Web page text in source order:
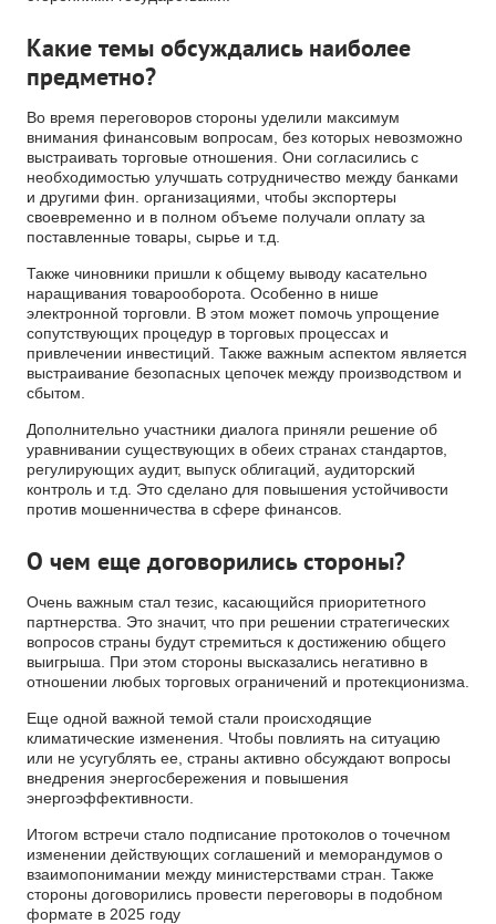
Какие темы обсуждались наиболее
предметно?
Во время переговоров стороны уделили максимум
внимания финансовым вопросам, без которых невозможно
выстраивать торговые отношения. Они согласились с
необходимостью улучшать сотрудничество между банками
и другими фин. организациями, чтобы экспортеры
своевременно и в полном объеме получали оплату за
поставленные товары, сырье и т.д.
Также чиновники пришли к общему выводу касательно
наращивания товарооборота. Особенно в нише
электронной торговли. В этом может помочь упрощение
сопутствующих процедур в торговых процессах и
привлечении инвестиций. Также важным аспектом является
выстраивание безопасных цепочек между производством и
сбытом.
Дополнительно участники диалога приняли решение об
уравнивании существующих в обеих странах стандартов,
регулирующих аудит, выпуск облигаций, аудиторский
контроль и т.д. Это сделано для повышения устойчивости
против мошенничества в сфере финансов.
О чем еще договорились стороны?
Очень важным стал тезис, касающийся приоритетного
партнерства. Это значит, что при решении стратегических
вопросов страны будут стремиться к достижению общего
выигрыша. При этом стороны высказались негативно в
отношении любых торговых ограничений и протекционизма.
Еще одной важной темой стали происходящие
климатические изменения. Чтобы повлиять на ситуацию
или не усугублять ее, страны активно обсуждают вопросы
внедрения энергосбережения и повышения
энергоэффективности.
Итогом встречи стало подписание протоколов о точечном
изменении действующих соглашений и меморандумов о
взаимопонимании между министерствами стран. Также
стороны договорились провести переговоры в подобном
формате в 2025 году